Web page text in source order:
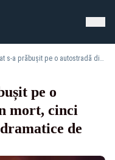
Un avion privat s‑a prăbușit pe o autostradă din Texas: un mort, cinci supraviețuitori și scene dramatice de salvare VIDEO
pe o
mort, cinci
de